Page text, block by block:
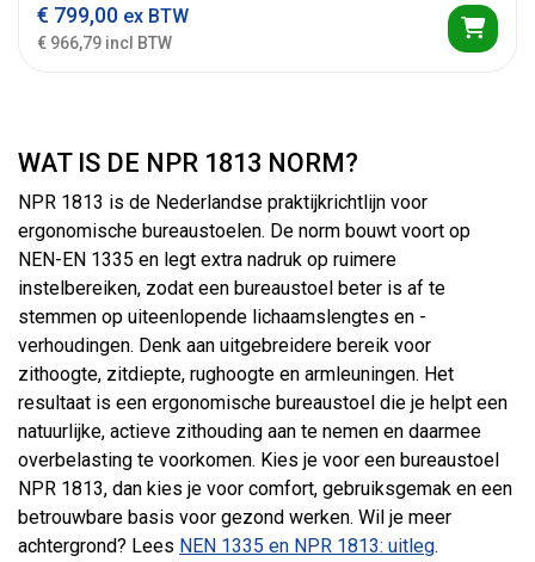
€ 799,00 ex BTW
€ 966,79 incl BTW
WAT IS DE NPR 1813 NORM?
NPR 1813 is de Nederlandse praktijkrichtlijn voor
ergonomische bureaustoelen. De norm bouwt voort op
NEN-EN 1335 en legt extra nadruk op ruimere
instelbereiken, zodat een bureaustoel beter is af te
stemmen op uiteenlopende lichaamslengtes en -
verhoudingen. Denk aan uitgebreidere bereik voor
zithoogte, zitdiepte, rughoogte en armleuningen. Het
resultaat is een ergonomische bureaustoel die je helpt een
natuurlijke, actieve zithouding aan te nemen en daarmee
overbelasting te voorkomen. Kies je voor een bureaustoel
NPR 1813, dan kies je voor comfort, gebruiksgemak en een
betrouwbare basis voor gezond werken. Wil je meer
achtergrond? Lees NEN 1335 en NPR 1813: uitleg.